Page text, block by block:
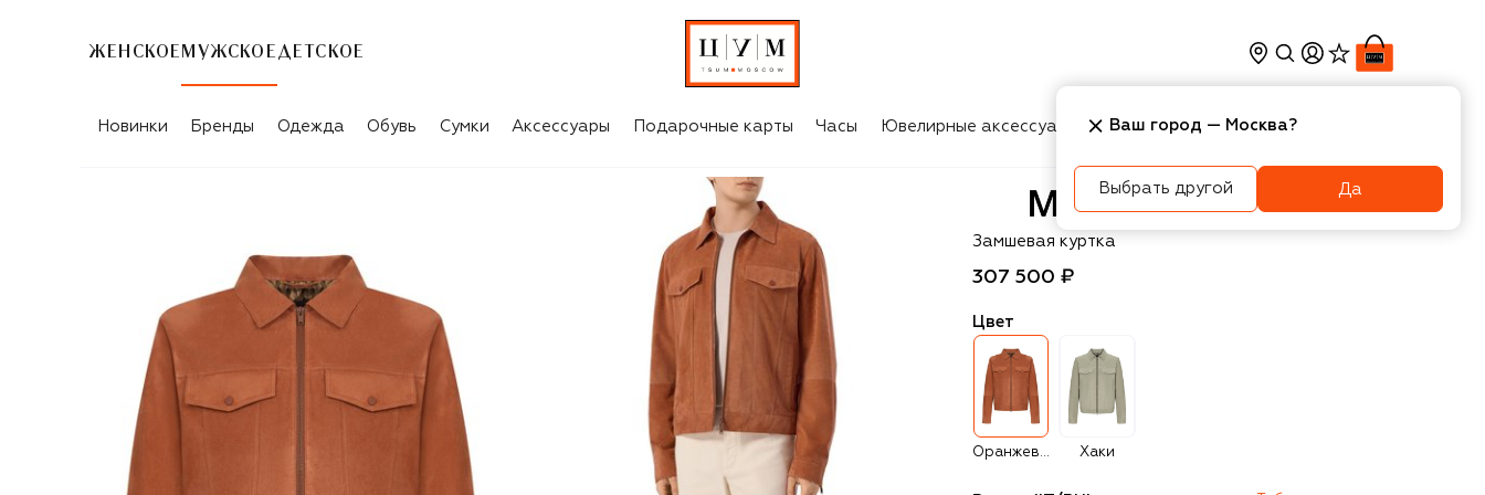
ЖЕНСКОЕ МУЖСКОЕ ДЕТСКОЕ
Новинки Бренды Одежда Обувь Сумки Аксессуары Подарочные карты Часы Ювелирные аксессуары Косметика Интерьер
MVST
Замшевая куртка
307 500 ₽
Цвет
Оранжевый Хаки
Ваш город — Москва?
Выбрать другой Да